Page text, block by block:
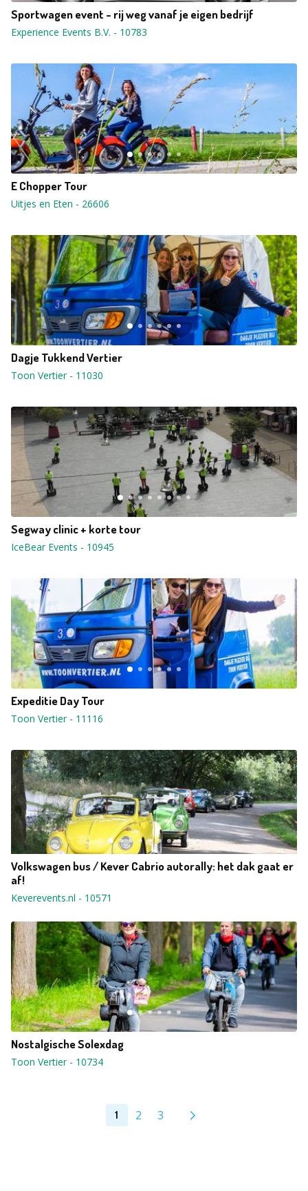
Sportwagen event - rij weg vanaf je eigen bedrijf
Experience Events B.V. - 10783
E Chopper Tour
Uitjes en Eten - 26606
Dagje Tukkend Vertier
Toon Vertier- 11030
Segway clinic + korte tour
IceBear Events - 10945
Expeditie Day Tour
Toon Vertier- 11116
Volkswagen bus / Kever Cabrio autorally: het dak gaat er
af!
Keverevents.nl - 10571
Nostalgische Solexdag
Toon Vertier- 10734
1 2 3